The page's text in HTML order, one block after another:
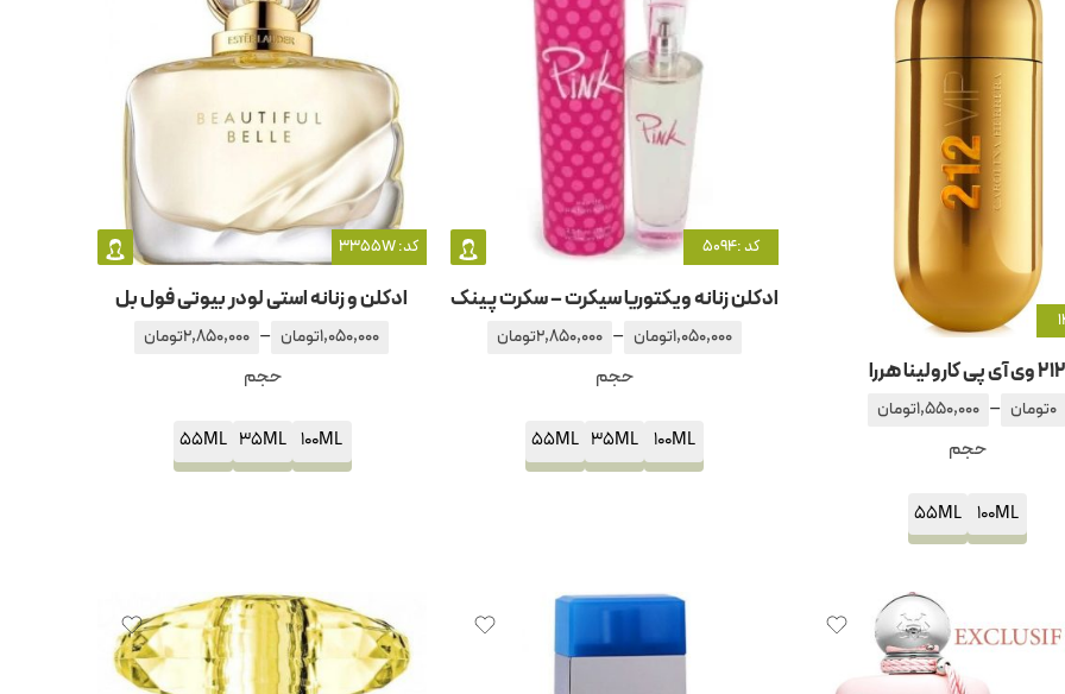
212 وی آی پی کارولینا هررا
0تومان –
1,550,000تومان
حجم
100ML
55ML
کد :5094
ادکلن زنانه ویکتوریا سیکرت – سکرت پینک
1,050,000تومان –
2,850,000تومان
حجم
100ML
35ML
55ML
کد: 3355W
ادکلن و زنانه استی لودر بیوتی فول بل
1,050,000تومان –
2,850,000تومان
حجم
100ML
35ML
55ML